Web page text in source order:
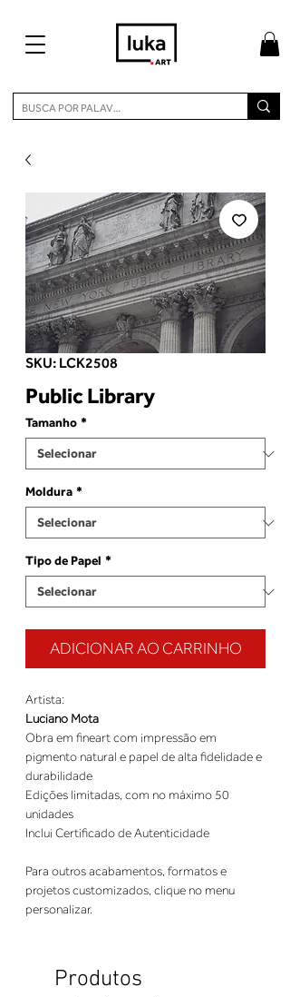
SKU: LCK2508
Public Library
Tamanho *
Moldura *
Tipo de Papel *
ADICIONAR AO CARRINHO
Artista:
Luciano Mota
Obra em fineart com impressão em
pigmento natural e papel de alta fidelidade e
durabilidade
Edições limitadas, com no máximo 50
unidades
Inclui Certificado de Autenticidade
Para outros acabamentos, formatos e
projetos customizados, clique no menu
personalizar.
Produtos